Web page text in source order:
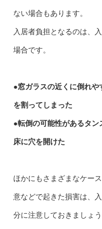
ない場合もあります。
入居者負担となるのは、
場合です。
●窓ガラスの近くに倒れ
を割ってしまった
●転倒の可能性があるタ
床に穴を開けた
ほかにもさまざまなケー
意などで起きた損害は、
分に注意しておきましょう